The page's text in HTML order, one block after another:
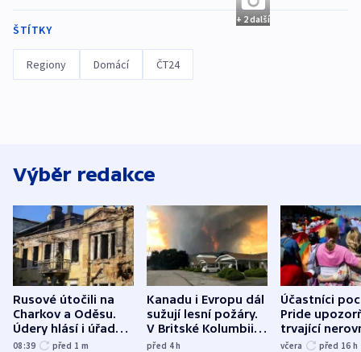
+ 2 další
ŠTÍTKY
Regiony Domácí ČT24
Výběr redakce
Rusové útočili na
Charkov a Oděsu.
Údery hlásí i úřady v
Bělgorodu
08:39 před 1 m
Kanadu i Evropu dál
sužují lesní požáry.
V Britské Kolumbii
evakuovali tisíce lidí
před 4h
Účastníci
Pride
trvající
včera před 16 h